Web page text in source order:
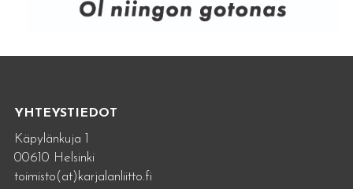
YHTEYSTIEDOT
Käpylänkuja 1
00610 Helsinki
toimisto(at)karjalanliitto.fi